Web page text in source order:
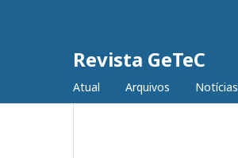
Revista GeTeC
Atual Arquivos Notícias